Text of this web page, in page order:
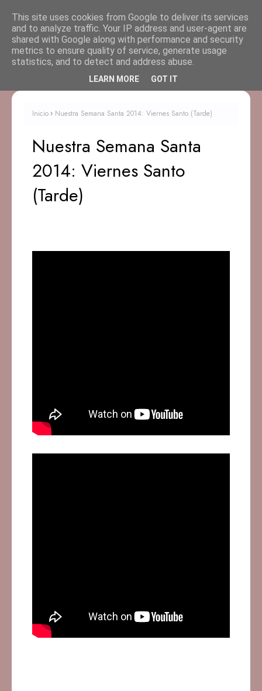
Inicio Nuestra Semana Santa 2014: Viernes Santo (Tarde)
Nuestra Semana Santa
2014: Viernes Santo
(Tarde)
This site uses cookies from Google to deliver its services
and to analyze traffic. Your IP address and user-agent are
shared with Google along with performance and security
metrics to ensure quality of service, generate usage
statistics, and to detect and address abuse.
LEARN MORE GOT IT